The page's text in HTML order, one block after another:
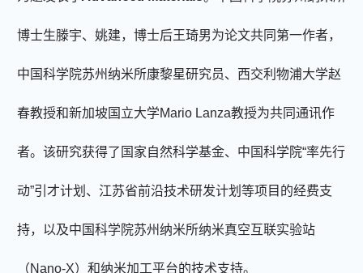
博士生滕宇、姚建， 博士后王琦男为论文共同第一作者，
中国科学院苏州纳米所康黎星研究员、西交利物浦大学赵
春教授和新加坡国立大学Mario Lanza教授为共同通讯作
者。该研究获得了国家自然科学基金、中国科学院“率先行
动”引才计划、江苏省前沿技术研发计划等项目的经费支
持，以及中国科学院苏州纳米所纳米真空互联实验站
（Nano-X）和纳米加工平台的技术支持。